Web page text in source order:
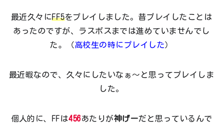
最近久々にFF5をプレイしました。昔プレイしたことは
あったのですが、ラスボスまでは進めていませんでし
た。（高校生の時にプレイした）
最近暇なので、久々にしたいなぁ～と思ってプレイしま
した。
個人的に、FFは456あたりが神げーだと思っているんで